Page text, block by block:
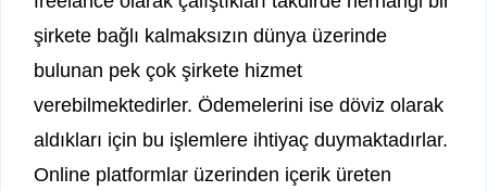
şirkete bağlı kalmaksızın dünya üzerinde
bulunan pek çok şirkete hizmet
verebilmektedirler. Ödemelerini ise döviz olarak
aldıkları için bu işlemlere ihtiyaç duymaktadırlar.
Online platformlar üzerinden içerik üreten